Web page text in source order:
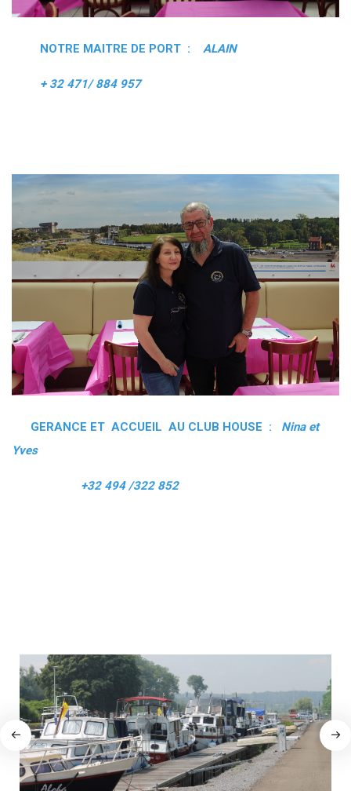
NOTRE MAITRE DE PORT : ALAIN
+ 32 471/ 884 957
GERANCE ET ACCUEIL AU CLUB HOUSE :
Nina et
Yves
+32 494 /322 852